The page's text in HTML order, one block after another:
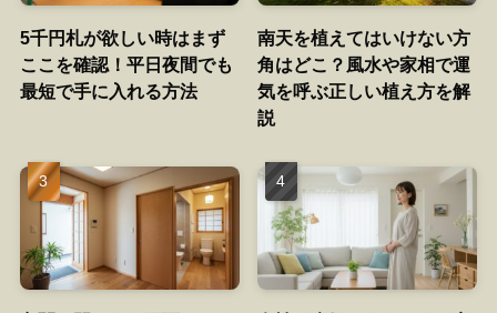
5千円札が欲しい時はまず
ここを確認！平日夜間でも
最短で手に入れる方法
南天を植えてはいけない方
角はどこ？風水や家相で運
気を呼ぶ正しい植え方を解
説